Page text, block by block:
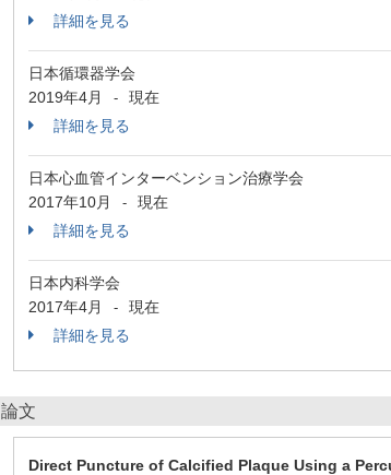
詳細を見る
日本循環器学会
2019年4月
-
現在
詳細を見る
日本心血管インターベンション治療学会
2017年10月
-
現在
詳細を見る
日本内科学会
2017年4月
-
現在
詳細を見る
論文
Direct Puncture of Calcified Plaque Using a